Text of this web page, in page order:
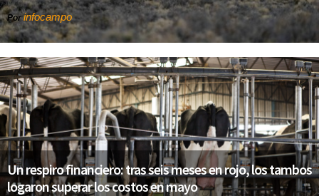
Porinfocampo
Un respiro financiero: tras seis meses en rojo, los tambos
logaron superar los costos en mayo